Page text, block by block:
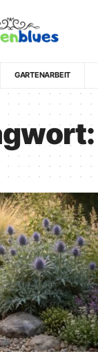
GARTENARBEIT